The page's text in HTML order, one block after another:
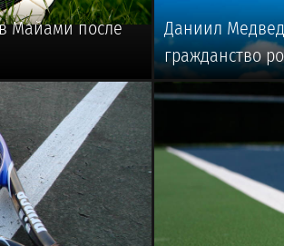
Майами после
Даниил
гражданство
🥎 #ТЕННИС